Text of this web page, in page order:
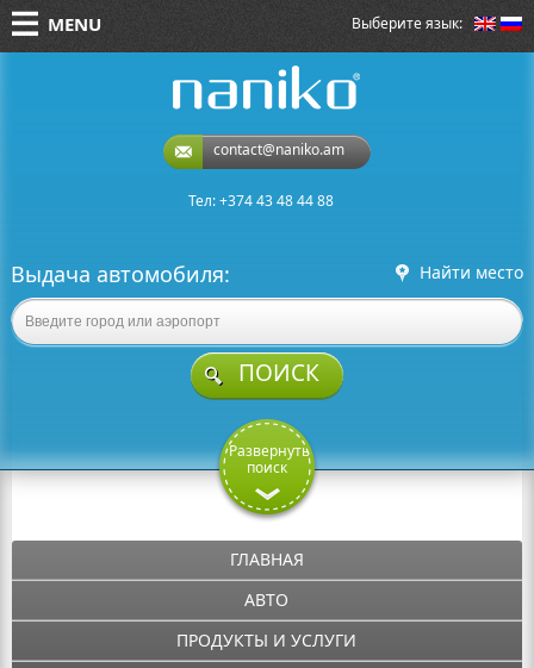
Выберите язык:
MENU
contact@naniko.am
Тел: +374 43 48 44 88
Выдача автомобиля: Найти место
ПОИСК
Развернуть
поиск
ГЛАВНАЯ
АВТО
ПРОДУКТЫ И УСЛУГИ